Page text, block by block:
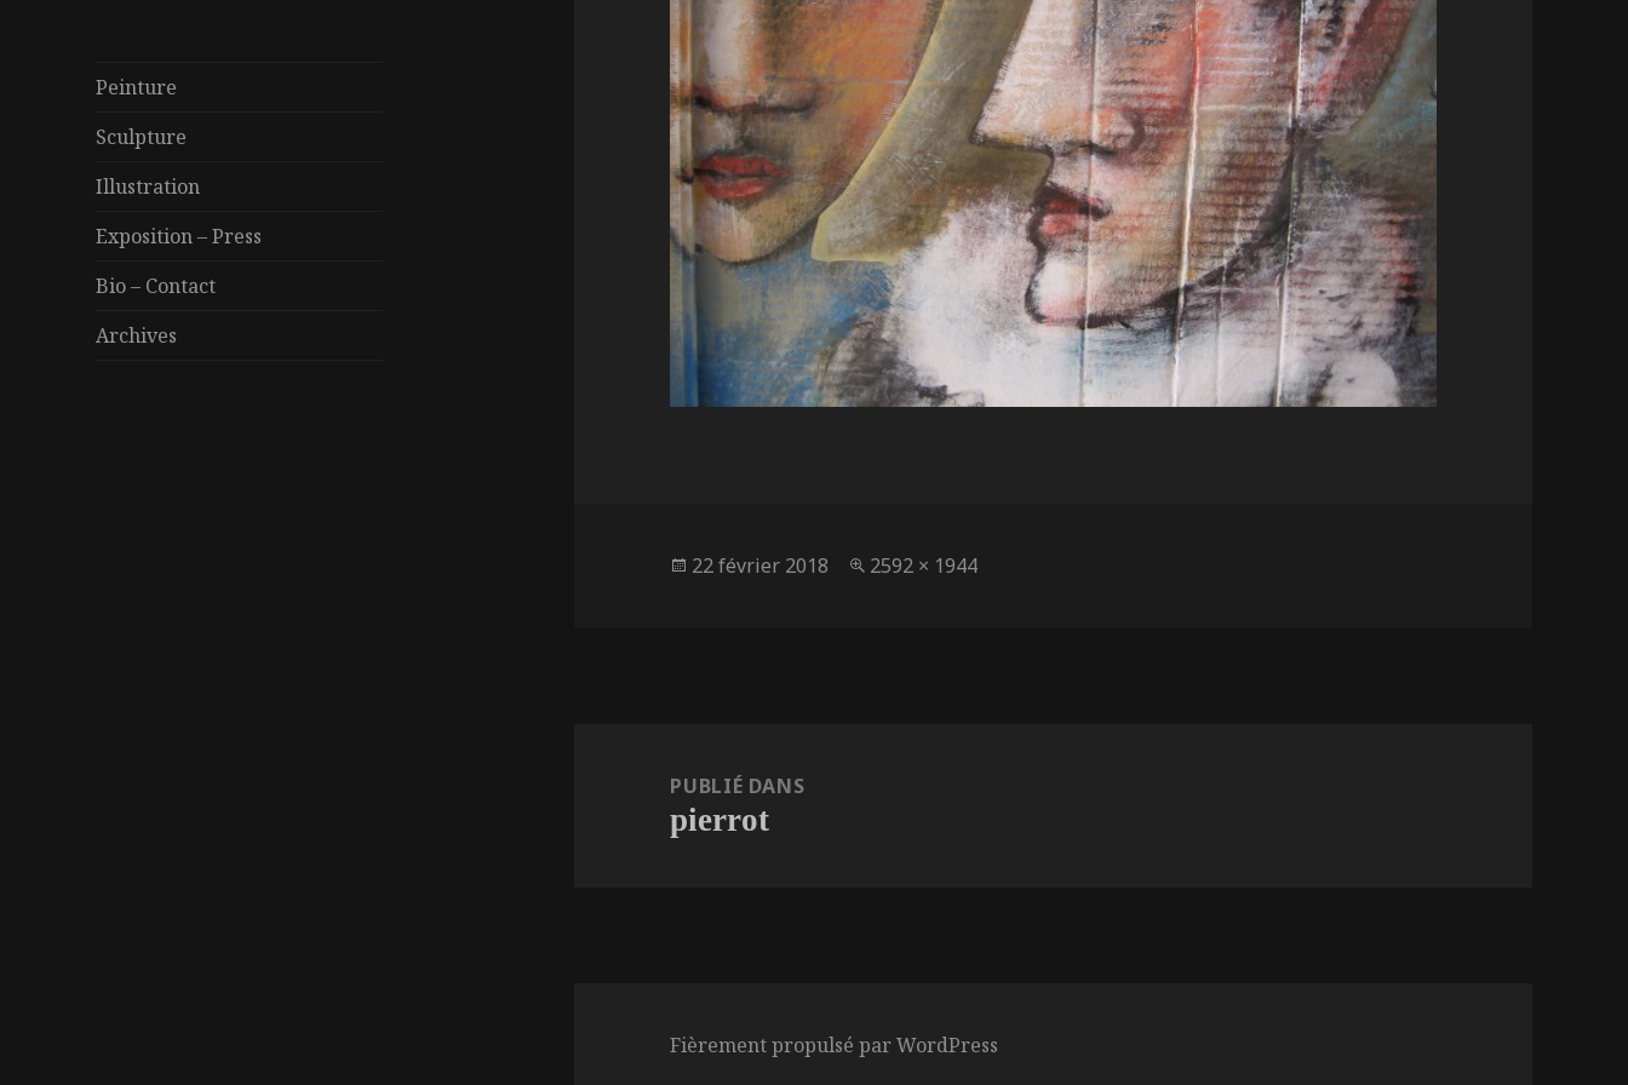
Peinture
Sculpture
Illustration
Exposition – Press
Bio – Contact
Archives
Publié
22 février 2018
Taille
2592 × 1944
PUBLIÉ DANS
pierrot
Fièrement propulsé par WordPress